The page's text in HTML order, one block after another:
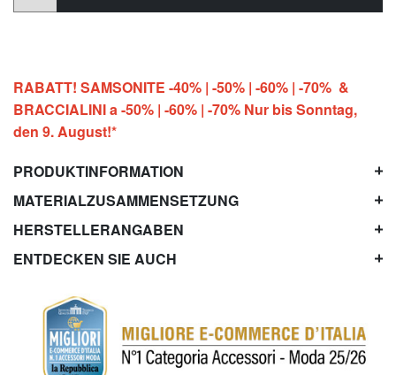
RABATT! SAMSONITE -40% | -50% | -60% | -70% &
BRACCIALINI a -50% | -60% | -70% Nur bis Sonntag,
den 9. August!*
PRODUKTINFORMATION
MATERIALZUSAMMENSETZUNG
HERSTELLERANGABEN
ENTDECKEN SIE AUCH